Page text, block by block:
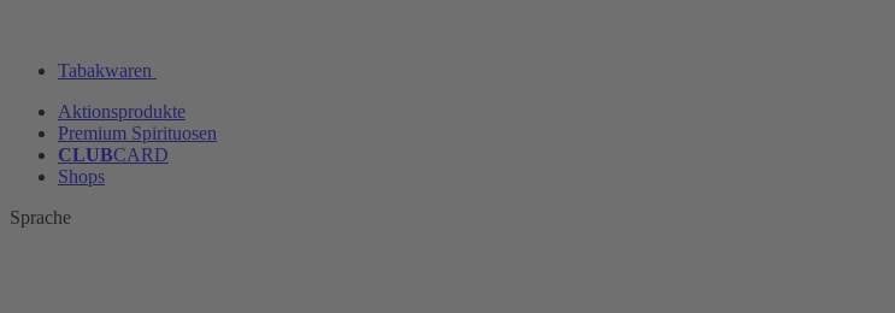
Tabakwaren
Aktionsprodukte
Premium Spirituosen
CLUBCARD
Shops
Sprache